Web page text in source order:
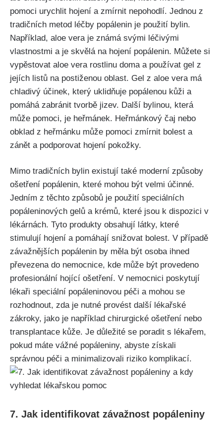
pomoci urychlit hojení a zmírnit nepohodlí. Jednou z
tradičních metod léčby popálenin je použití bylin.
Například, aloe vera je známá svými léčivými
vlastnostmi a je skvělá na hojení popálenin. Můžete si
vypěstovat aloe vera rostlinu doma‍ a používat ⁣gel z
jejích listů ​na postiženou ⁢oblast. ‌Gel z aloe vera má
chladivý účinek, který⁢ uklidňuje popálenou ‌kůži a
pomáhá‍ zabránit tvorbě jizev. Další⁢ bylinou, která
může pomoci, je heřmánek.‌ Heřmánkový ‍čaj ​nebo
obklad z heřmánku může pomoci zmírnit⁤ bolest a​
zánět ‍a podporovat hojení pokožky.
Mimo tradičních bylin existují také moderní způsoby
ošetření popálenin, ‍které mohou být ⁢velmi účinné.
Jedním z těchto ⁣způsobů je použití speciálních
popáleninových gelů ⁣a krémů, které⁢ jsou k dispozici v
lékárnách. Tyto ⁣produkty obsahují látky, které
stimulují⁢ hojení a‌ pomáhají snižovat bolest. V případě
závažnějších popálenin ⁢by měla být ⁤osoba ihned
‌převezena do ⁤nemocnice, kde může být provedeno
profesionální hojící ošetření. V nemocnici poskytují​
lékaři speciální popáleninovou‌ péči a mohou se
⁣rozhodnout,‍ zda​ je nutné ⁣provést další lékařské
zákroky, jako je například chirurgické ošetření nebo
transplantace kůže. Je důležité se poradit s lékařem,​
pokud máte vážné popáleniny, abyste⁣ získali ​
správnou péči a ‌minimalizovali ⁤riziko komplikací.
7. Jak identifikovat závažnost popáleniny